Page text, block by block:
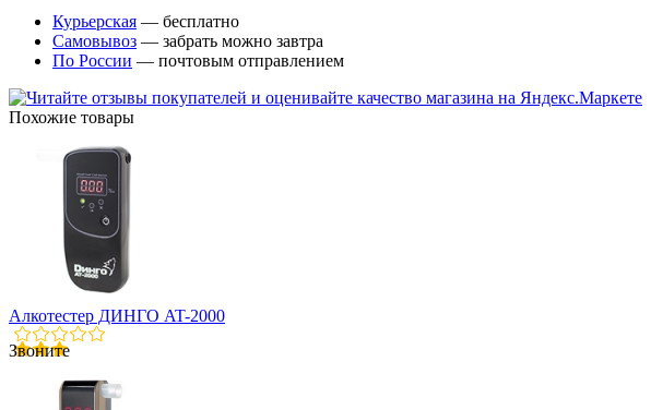
Курьерская — бесплатно
Самовывоз — забрать можно завтра
По России — почтовым отправлением
Похожие товары
Алкотестер ДИНГО AT-2000
Звоните